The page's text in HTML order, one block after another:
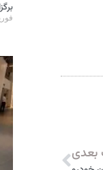
فوریه 1,